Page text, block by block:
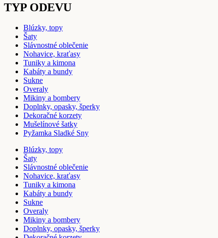
TYP ODEVU
Blúzky, topy
Šaty
Slávnostné oblečenie
Nohavice, kraťasy
Tuniky a kimona
Kabáty a bundy
Sukne
Overaly
Mikiny a bombery
Doplnky, opasky, šperky
Dekoračné korzety
Mušelínové šatky
Pyžamka Sladké Sny
Blúzky, topy
Šaty
Slávnostné oblečenie
Nohavice, kraťasy
Tuniky a kimona
Kabáty a bundy
Sukne
Overaly
Mikiny a bombery
Doplnky, opasky, šperky